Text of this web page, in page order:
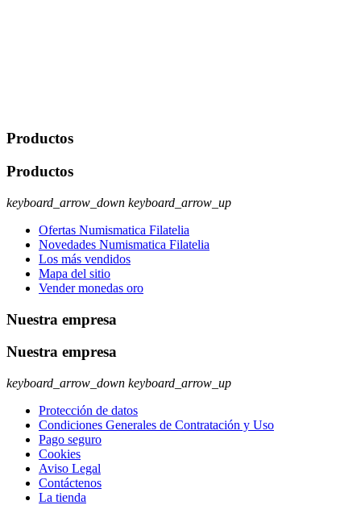
Productos
Productos
keyboard_arrow_down keyboard_arrow_up
Ofertas Numismatica Filatelia
Novedades Numismatica Filatelia
Los más vendidos
Mapa del sitio
Vender monedas oro
Nuestra empresa
Nuestra empresa
keyboard_arrow_down keyboard_arrow_up
Protección de datos
Condiciones Generales de Contratación y Uso
Pago seguro
Cookies
Aviso Legal
Contáctenos
La tienda